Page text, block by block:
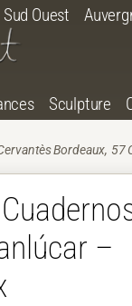
Sud Ouest
Sculpture
Bordeaux, 57
–